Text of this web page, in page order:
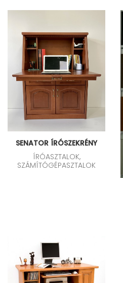
SENATOR ÍRÓSZEKRÉNY
ÍRÓASZTALOK,
SZÁMÍTÓGÉPASZTALOK